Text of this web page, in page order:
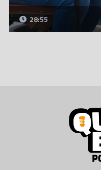
28:55